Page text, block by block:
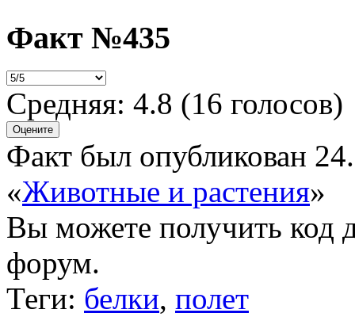
Факт №435
Средняя: 4.8 (16 голосов)
Факт был опубликован
«Животные и растения»
Вы можете получить код
форум.
Теги: белки, полет